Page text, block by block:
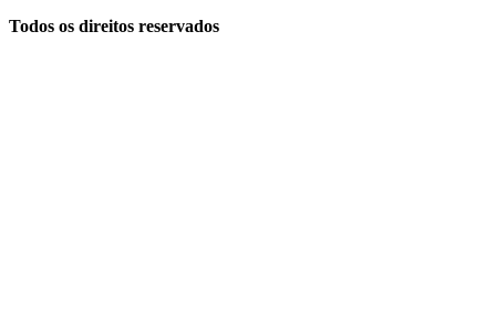
Todos os direitos reservados